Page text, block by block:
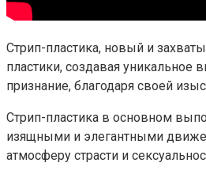
Стрип-пластика, новый и
пластики, создавая уникальное
признание, благодаря своей
Стрип-пластика в основном
изящными и элегантными
атмосферу страсти и